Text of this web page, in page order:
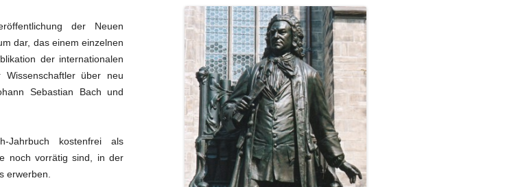
der Neuen
dar, das einem einzelnen
der internationalen
über neu
Sebastian Bach und
Jahrbuch kostenfrei als
noch vorrätig sind, in der
erwerben.